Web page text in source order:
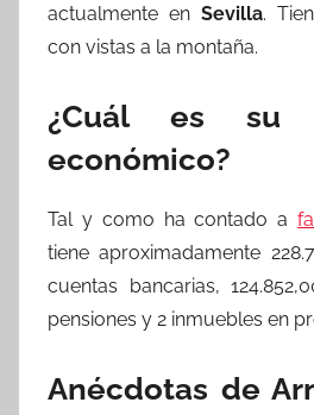
actualmente en Sevilla.
con vistas a la montaña.
¿Cuál es su
económico?
Tal y como ha contado a
tiene aproximadamente
cuentas bancarias,
pensiones y 2 inmuebles en
Anécdotas de